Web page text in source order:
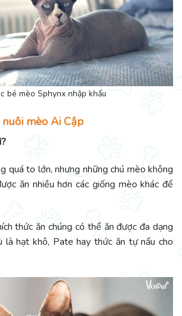
bé mèo Sphynx nhập khẩu
mèo Ai Cập
quá to lớn, nhưng những chú mèo không
ăn nhiều hơn các giống mèo khác để
thức ăn chúng có thể ăn được đa dạng
là hạt khô, Pate hay thức ăn tự nấu cho